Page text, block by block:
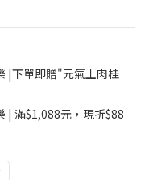
|下單即贈"元氣土肉桂
| 滿$1,088元，現折$88